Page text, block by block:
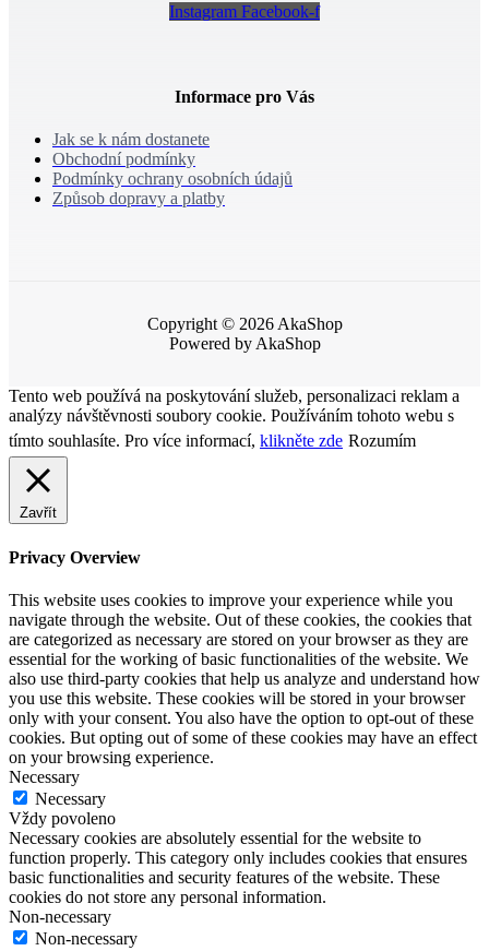
Instagram Facebook-f
Informace pro Vás
Jak se k nám dostanete
Obchodní podmínky
Podmínky ochrany osobních údajů
Způsob dopravy a platby
Copyright © 2026 AkaShop
Powered by AkaShop
Tento web používá na poskytování služeb, personalizaci reklam a
analýzy návštěvnosti soubory cookie. Používáním tohoto webu s
tímto souhlasíte. Pro více informací, klikněte zde Rozumím
Zavřít
Privacy Overview
This website uses cookies to improve your experience while you
navigate through the website. Out of these cookies, the cookies that
are categorized as necessary are stored on your browser as they are
essential for the working of basic functionalities of the website. We
also use third-party cookies that help us analyze and understand how
you use this website. These cookies will be stored in your browser
only with your consent. You also have the option to opt-out of these
cookies. But opting out of some of these cookies may have an effect
on your browsing experience.
Necessary
Necessary
Vždy povoleno
Necessary cookies are absolutely essential for the website to
function properly. This category only includes cookies that ensures
basic functionalities and security features of the website. These
cookies do not store any personal information.
Non-necessary
Non-necessary